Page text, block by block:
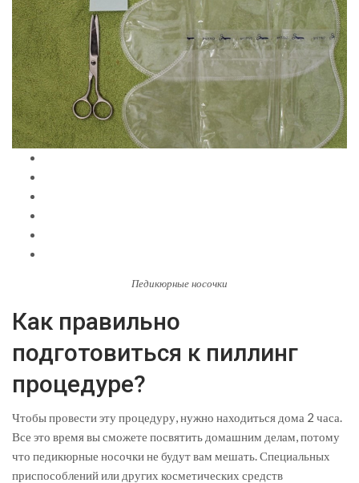
Педикюрные носочки
Как правильно
подготовиться к пиллинг
процедуре?
Чтобы провести эту процедуру, нужно находиться дома 2 часа.
Все это время вы сможете посвятить домашним делам, потому
что педикюрные носочки не будут вам мешать. Специальных
приспособлений или других косметических средств